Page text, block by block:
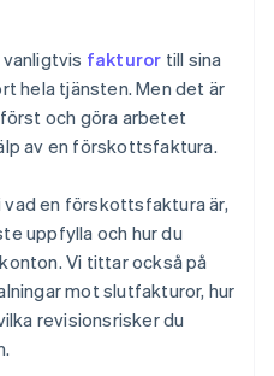
fakturor till sina
hela tjänsten. Men det är
och göra arbetet
av en förskottsfaktura.
vad en förskottsfaktura är,
uppfylla och hur du
Vi tittar också på
mot slutfakturor, hur
revisionsrisker du